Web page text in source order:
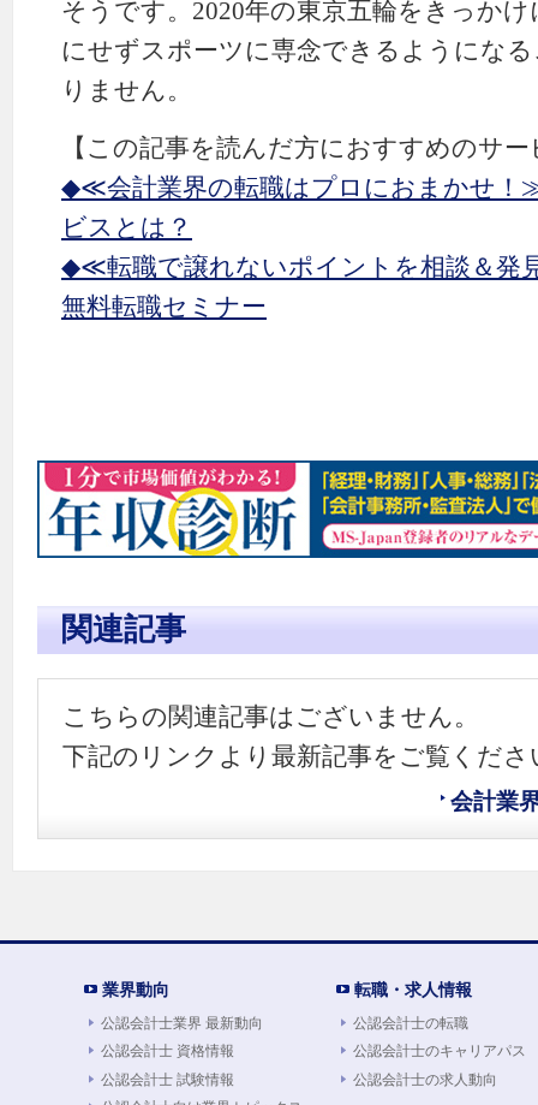
そうです。2020年の東京五輪をきっか
にせずスポーツに専念できるようにな
りません。
【この記事を読んだ方におすすめのサー
◆≪会計業界の転職はプロにおまかせ！
ビスとは？
◆≪転職で譲れないポイントを相談＆発
無料転職セミナー
関連記事
こちらの関連記事はございません。
下記のリンクより最新記事をご覧くださ
会計業
業界動向
公認会計士業界 最新動向
公認会計士 資格情報
公認会計士 試験情報
転職・求人情報
公認会計士の転職
公認会計士のキャリアパス
公認会計士の求人動向